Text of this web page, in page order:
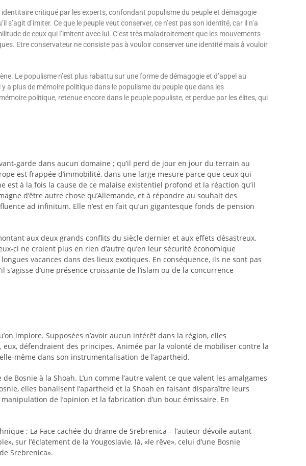
critiqué par les experts, confondant populisme du peuple et démagogie
d’imiter. Ce que le peuple veut conserver, ce n’est pas son identité, car il n’a
de ceux qui l’imitent avec lui. C’est très maladroitement que les mouvements
Etre conservateur ne consiste pas à vouloir conserver une identité mais à vouloir
Le populisme n’est plus rabattu sur une forme de démagogie et d’appel au
a plus de mémoire politique dans le populisme du peuple que dans les
politique, retenue encore dans le peuple populiste, et perdue par les élites, qui
garde dans aucun domaine ; qu’il perd de jour en jour du terrain au
est frappée d’immobilité, dans une large mesure parce que ceux qui
à la fois la cause de ce malaise existentiel profond et la réaction qu’il
d’être autre chose qu’Allemande, et à répondre au souhait des
ad infinitum. Elle n’est en fait qu’un gigantesque fonds de pension
aux deux grands conflits du siècle dernier et aux effets désastreux,
ci ne croient plus en rien d’autre qu’en leur sécurité économique
vacances dans des lieux exotiques. En conséquence, ils ne sont pas
d’une présence croissante de l’islam ou de la concurrence
implore. Supposées n’avoir aucun intérêt dans la région, elles
défendraient des principes. Animée par la volonté de mobiliser contre la
même dans son instrumentalisation de l’apartheid.
à la Shoah. L’un comme l’autre valent ce que valent les amalgames
elles banalisent l’apartheid et la Shoah en faisant disparaître leurs
de l’opinion et la fabrication d’un bouc émissaire. En
; La Face cachée du drame de Srebrenica – l’auteur dévoile autant
sur l’éclatement de la Yougoslavie, là, «le rêve», celui d’une Bosnie
Srebrenica».